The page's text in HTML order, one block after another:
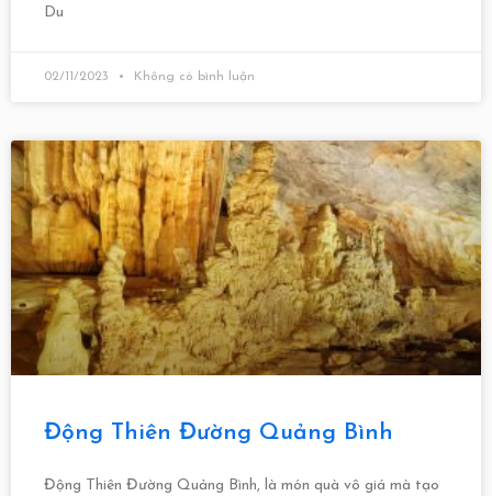
Du
02/11/2023 Không có bình luận
Động Thiên Đường Quảng Bình
Động Thiên Đường Quảng Bình, là món quà vô giá mà tạo